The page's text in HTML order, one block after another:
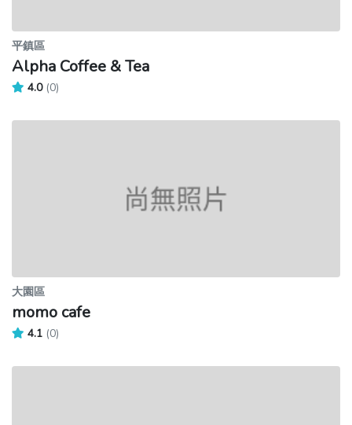
平鎮區
Alpha Coffee & Tea
4.0 (0)
大園區
momo cafe
4.1 (0)